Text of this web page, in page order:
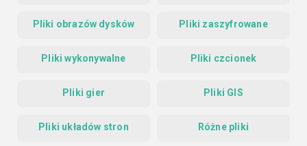
Pliki obrazów dysków Pliki zaszyfrowane
Pliki wykonywalne Pliki czcionek
Pliki gier Pliki GIS
Pliki układów stron Różne pliki